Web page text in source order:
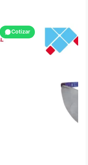
Cotizar